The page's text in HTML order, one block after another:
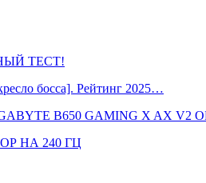
ТЕСТ!
босса]. Рейтинг 2025…
B650 GAMING X AX V2
НА 240 ГЦ